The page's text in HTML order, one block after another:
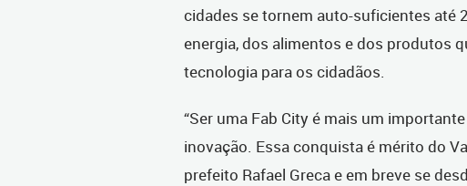
cidades se tornem auto-suficientes até
energia, dos alimentos e dos produtos
tecnologia para os cidadãos.
“Ser uma Fab City é mais um
inovação. Essa conquista é mérito do
prefeito Rafael Greca e em breve se